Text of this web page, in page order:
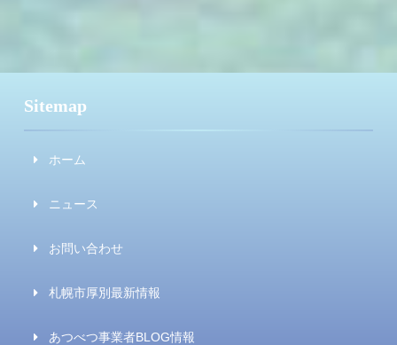
Sitemap
ホーム
ニュース
お問い合わせ
札幌市厚別最新情報
あつべつ事業者BLOG情報